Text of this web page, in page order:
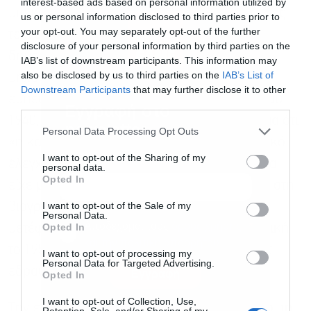
us or personal information disclosed to third parties prior to
your opt-out. You may separately opt-out of the further
disclosure of your personal information by third parties on the
IAB’s list of downstream participants. This information may
also be disclosed by us to third parties on the IAB’s List of
Downstream Participants that may further disclose it to other
Personal Data Processing Opt Outs
I want to opt-out of the Sharing of my
personal data.
Opted In
I want to opt-out of the Sale of my
Personal Data.
Opted In
I want to opt-out of processing my
Personal Data for Targeted Advertising.
Opted In
I want to opt-out of Collection, Use,
μια κοινωνία που θα αξιοποιούσε τις ραγδαίες
τεχνολογικές αλλαγές εγκαταλείποντας τη
δημοκρατία υπέρ μιας διακυβέρνησης από
μηχανικούς και άλλους τεχνικούς
έλεγχο στις ζωές των ατόμων και ότι η χώρα
είχε μαλακώσει», γράφει ο Walter Isaacson στη
βιογραφία του, «Elon Musk». Ο Haldeman
μετέφερε την οικογένειά του στη Νότια Αφρική
το 1950, καθώς το καθεστώς του απαρτχάιντ
εδραίωνε την εξουσία της.
Εγγραφή στο
newsletter
Αποδέχομαι τους